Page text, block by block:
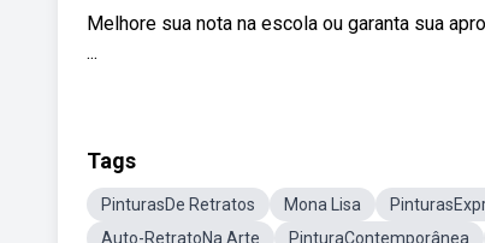
Melhore sua nota na escola ou garanta sua
...
Tags
PinturasDe Retratos Mona Lisa
Auto-RetratoNa Arte
PinturaContemporânea